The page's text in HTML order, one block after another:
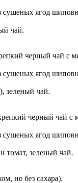
сушеных ягод
чай.
черный чай с
сушеных ягод
зеленый чай.
черный чай с
сушеных ягод
томат, зеленый чай.
но без сахара).